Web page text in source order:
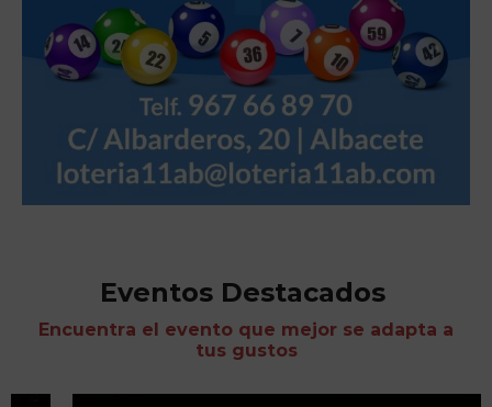
Eventos Destacados
Encuentra el evento que mejor se adapta a
tus gustos